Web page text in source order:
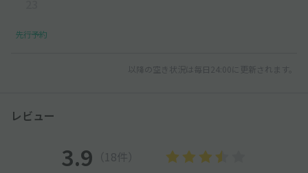
先行予約
以降の空き状況は毎日24:00に更新されます。
レビュー
3.9 （18件）